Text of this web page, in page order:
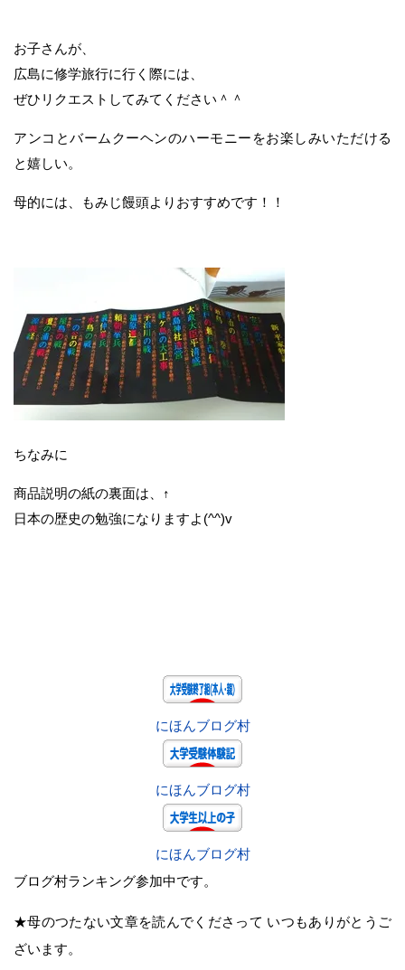
お子さんが、
広島に修学旅行に行く際には、
ぜひリクエストしてみてください＾＾
アンコとバームクーヘンのハーモニーをお楽しみいただける
と嬉しい。
母的には、もみじ饅頭よりおすすめです！！
ちなみに
商品説明の紙の裏面は、↑
日本の歴史の勉強になりますよ(^^)v
にほんブログ村
にほんブログ村
にほんブログ村
ブログ村ランキング参加中です。
★母のつたない文章を読んでくださって いつもありがとうご
ざいます。